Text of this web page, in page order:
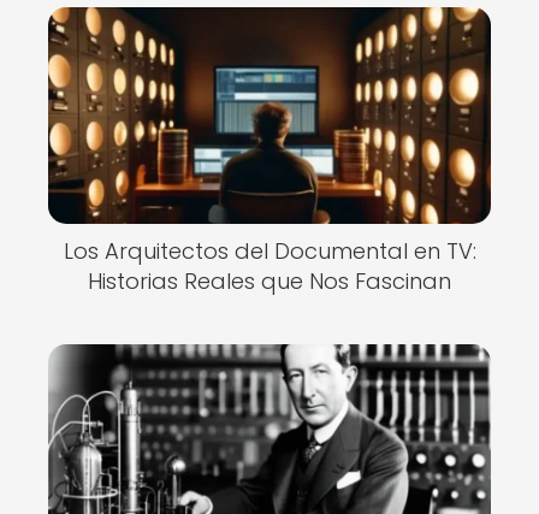
Los Arquitectos del Documental en TV:
Historias Reales que Nos Fascinan